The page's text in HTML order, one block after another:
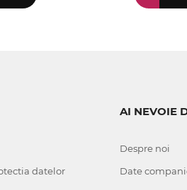
datelor
AI NEVOIE
Despre noi
Date